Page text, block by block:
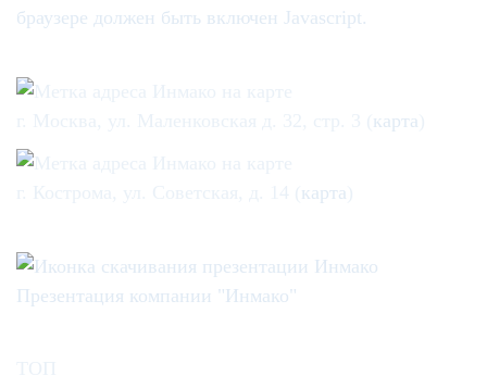
браузере должен быть включен Javascript.
карта
карта
Презентация компании "Инмако"